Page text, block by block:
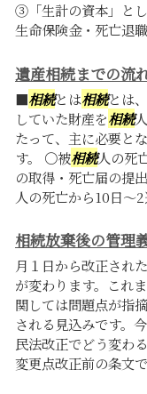
③「生計の資本」と
生命保険金・死亡退
遺産相続までの流
■相続とは相続とは
していた財産を相続
たって、主に必要と
す。 〇被相続人の死
の取得・死亡届の提
人の死亡から10日～
相続放棄後の管理
月１日から改正され
が変わります。これ
関しては問題点が指
される見込みです。今
民法改正でどう変わ
変更点改正前の条文